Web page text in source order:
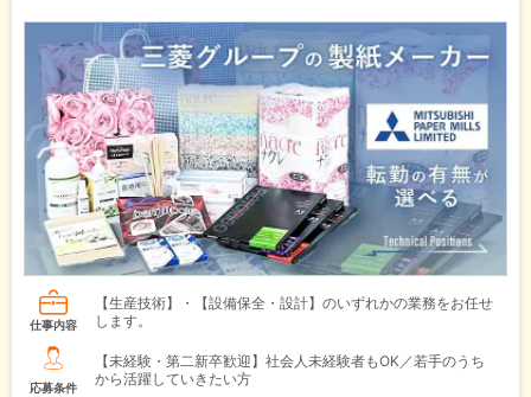
仕事内容
【生産技術】・【設備保全・設計】のいずれかの業務をお任せ
します。
応募条件
【未経験・第二新卒歓迎】社会人未経験者もOK／若手のうち
から活躍していきたい方